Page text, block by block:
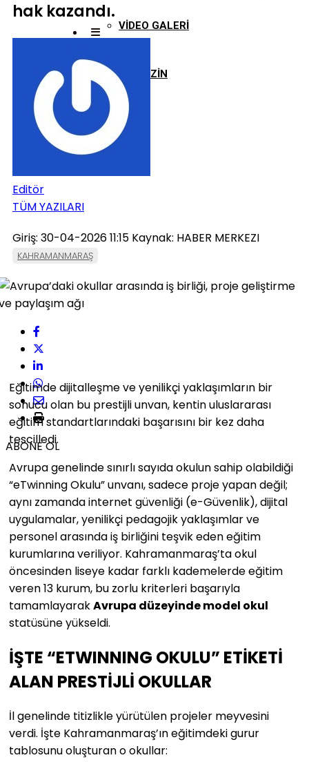
VİDEO GALERİ
MAGAZİN
hak kazandı.
Editör
TÜM YAZILARI
Giriş: 30-04-2026 11:15 Kaynak: HABER MERKEZI
KAHRAMANMARAŞ
ABONE OL
Eğitimde dijitalleşme ve yenilikçi yaklaşımların bir
sonucu olan bu prestijli unvan, kentin uluslararası
eğitim standartlarındaki başarısını bir kez daha
tescilledi.
Avrupa genelinde sınırlı sayıda okulun sahip olabildiği
“eTwinning Okulu” unvanı, sadece proje yapan değil;
aynı zamanda internet güvenliği (e-Güvenlik), dijital
uygulamalar, yenilikçi pedagojik yaklaşımlar ve
personel arasında iş birliğini teşvik eden eğitim
kurumlarına veriliyor. Kahramanmaraş’ta okul
öncesinden liseye kadar farklı kademelerde eğitim
veren 13 kurum, bu zorlu kriterleri başarıyla
tamamlayarakAvrupa düzeyinde model okul
statüsüne yükseldi.
İŞTE “ETWINNING OKULU” ETİKETİ
ALAN PRESTİJLİ OKULLAR
İl genelinde titizlikle yürütülen projeler meyvesini
verdi. İşte Kahramanmaraş’ın eğitimdeki gurur
tablosunu oluşturan o okullar: